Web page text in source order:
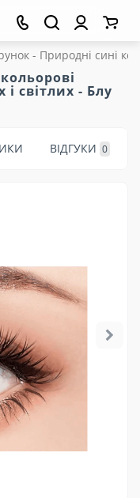
- Природні сині
світлих - Блу
ВІДГУКИ 0